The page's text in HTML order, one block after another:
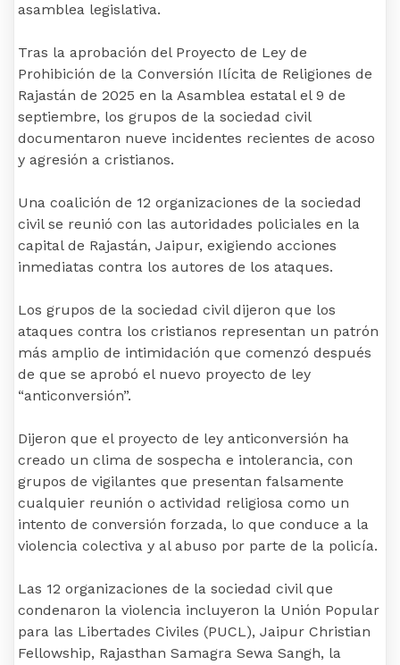
asamblea legislativa.
Tras la aprobación del Proyecto de Ley de
Prohibición de la Conversión Ilícita de Religiones de
Rajastán de 2025 en la Asamblea estatal el 9 de
septiembre, los grupos de la sociedad civil
documentaron nueve incidentes recientes de acoso
y agresión a cristianos.
Una coalición de 12 organizaciones de la sociedad
civil se reunió con las autoridades policiales en la
capital de Rajastán, Jaipur, exigiendo acciones
inmediatas contra los autores de los ataques.
Los grupos de la sociedad civil dijeron que los
ataques contra los cristianos representan un patrón
más amplio de intimidación que comenzó después
de que se aprobó el nuevo proyecto de ley
“anticonversión”.
Dijeron que el proyecto de ley anticonversión ha
creado un clima de sospecha e intolerancia, con
grupos de vigilantes que presentan falsamente
cualquier reunión o actividad religiosa como un
intento de conversión forzada, lo que conduce a la
violencia colectiva y al abuso por parte de la policía.
Las 12 organizaciones de la sociedad civil que
condenaron la violencia incluyeron la Unión Popular
para las Libertades Civiles (PUCL), Jaipur Christian
Fellowship, Rajasthan Samagra Sewa Sangh, la